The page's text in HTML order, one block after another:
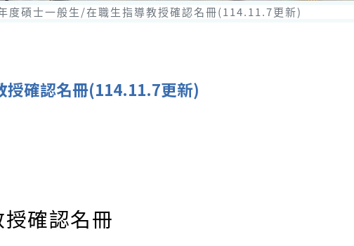
度碩士一般生/在職生指導教授確認名冊(114.11.7更新)
授確認名冊(114.11.7更新)
確認名冊